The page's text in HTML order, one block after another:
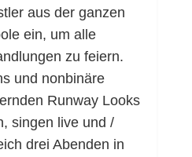
aus der ganzen
ein, um alle
zu feiern.
und nonbinäre
Runway Looks
singen live und /
drei Abenden in